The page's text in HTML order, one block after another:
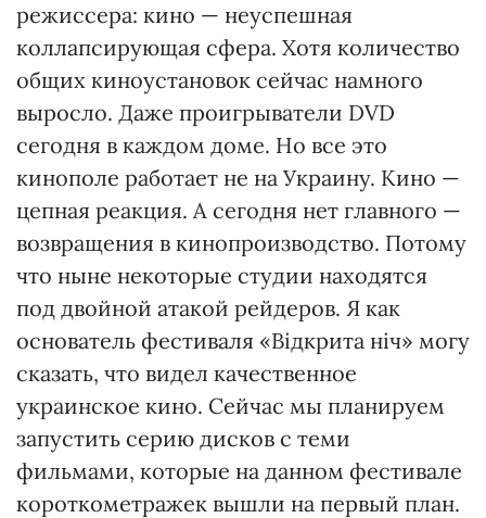
режиссера: кино — неуспешная
коллапсирующая сфера. Хотя количество
общих киноустановок сейчас намного
выросло. Даже проигрыватели DVD
сегодня в каждом доме. Но все это
кинополе работает не на Украину. Кино —
цепная реакция. А сегодня нет главного —
возвращения в кинопроизводство. Потому
что ныне некоторые студии находятся
под двойной атакой рейдеров. Я как
основатель фестиваля «Відкрита ніч» могу
сказать, что видел качественное
украинское кино. Сейчас мы планируем
запустить серию дисков с теми
фильмами, которые на данном фестивале
короткометражек вышли на первый план.